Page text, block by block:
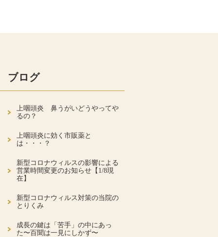
ブログ
上咽頭炎 鼻うがいどうやってや
るの？
上咽頭炎に効く市販薬と
は・・・？
新型コロナウィルスの影響による
営業時間変更のお知らせ【1/8現
在】
新型コロナウィルス対策の当院の
とりくみ
成長の鍵は「苦手」の中にあっ
た〜百聞は一見にしかず〜